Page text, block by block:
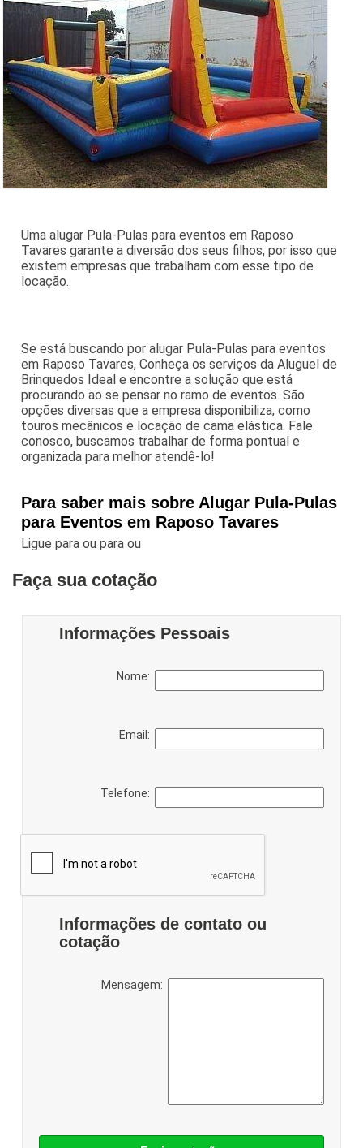
Uma alugar Pula-Pulas para eventos em Raposo
Tavares garante a diversão dos seus filhos, por isso que
existem empresas que trabalham com esse tipo de
locação.
Se está buscando por alugar Pula-Pulas para eventos
em Raposo Tavares, Conheça os serviços da Aluguel de
Brinquedos Ideal e encontre a solução que está
procurando ao se pensar no ramo de eventos. São
opções diversas que a empresa disponibiliza, como
touros mecânicos e locação de cama elástica. Fale
conosco, buscamos trabalhar de forma pontual e
organizada para melhor atendê-lo!
Para saber mais sobre Alugar Pula-Pulas
para Eventos em Raposo Tavares
Ligue paraou paraou
Faça sua cotação
Informações Pessoais
Nome:
Email:
Telefone:
Informações de contato ou
cotação
Mensagem: